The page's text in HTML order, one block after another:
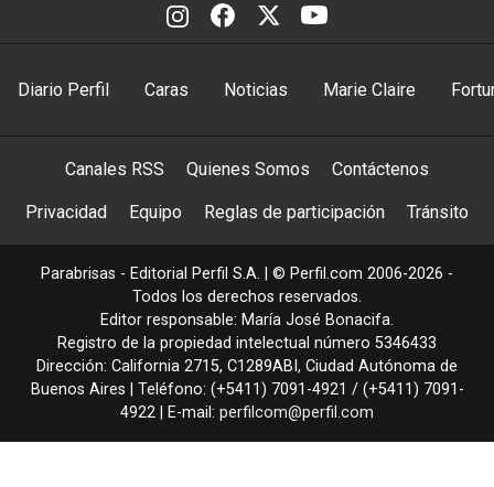
Diario Perfil Caras Noticias Marie Claire
Canales RSS Quienes Somos Contáctenos
Privacidad Equipo Reglas de participación Tránsito
Parabrisas - Editorial Perfil S.A. | © Perfil.com 2006-2026 -
Todos los derechos reservados.
Editor responsable: María José Bonacifa.
Registro de la propiedad intelectual número 5346433
Dirección: California 2715, C1289ABI , Ciudad Autónoma de
Buenos Aires | Teléfono: (+5411) 7091-4921 / (+5411) 7091-
4922 | E-mail: perfilcom@perfil.com